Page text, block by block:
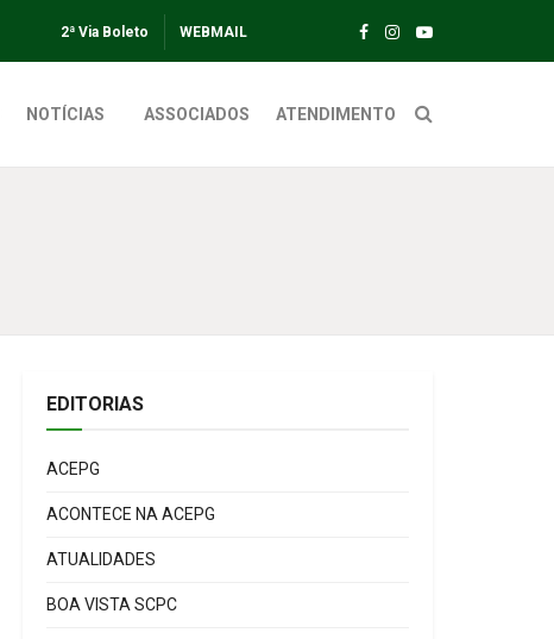
2ª Via Boleto WEBMAIL
NOTÍCIAS ASSOCIADOS ATENDIMENTO
EDITORIAS
ACEPG
ACONTECE NA ACEPG
ATUALIDADES
BOA VISTA SCPC